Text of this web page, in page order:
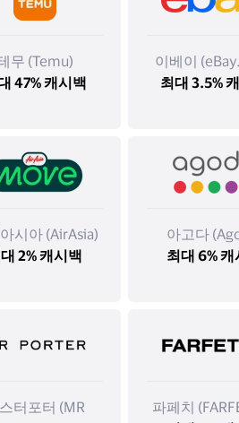
무 (Temu)
47% 캐시백
이베이
최대 3.5%
시아 (AirAsia)
2% 캐시백
아고다
최대 6% 캐
터포터 (MR
파페치